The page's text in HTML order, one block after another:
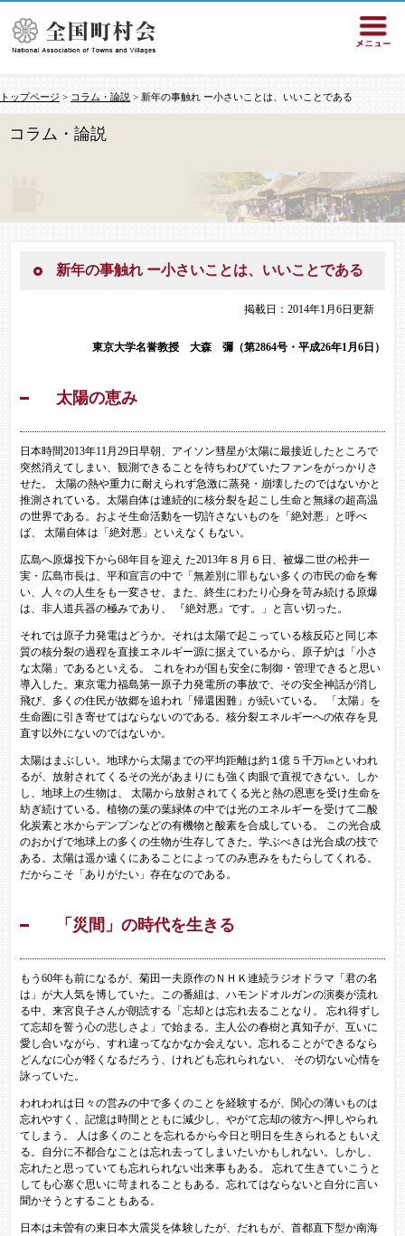
トップページ > コラム・論説 > 新年の事触れ ー小さいことは、いいことである
コラム・論説
新年の事触れ ー小さいことは、いいことである
掲載日：2014年1月6日更新
東京大学名誉教授 大森 彌（第2864号・平成26年1月6日）
太陽の恵み
日本時間2013年11月29日早朝、アイソン彗星が太陽に最接近したところで
突然消えてしまい、観測できることを待ちわびていたファンをがっかりさ
せた。 太陽の熱や重力に耐えられず急激に蒸発・崩壊したのではないかと
推測されている。太陽自体は連続的に核分裂を起こし生命と無縁の超高温
の世界である。およそ生命活動を一切許さないものを「絶対悪」と呼べ
ば、 太陽自体は「絶対悪」といえなくもない。
広島へ原爆投下から68年目を迎え た2013年８月６日、被爆二世の松井一
実・広島市長は、平和宣言の中で「無差別に罪もない多くの市民の命を奪
い、人々の人生をも一変させ、また、終生にわたり心身を苛み続ける原爆
は、非人道兵器の極みであり、 『絶対悪』です。」と言い切った。
それでは原子力発電はどうか。それは太陽で起こっている核反応と同じ本
質の核分裂の過程を直接エネルギー源に据えているから、原子炉は「小さ
な太陽」であるといえる。 これをわが国も安全に制御・管理できると思い
導入した。東京電力福島第一原子力発電所の事故で、その安全神話が消し
飛び、多くの住民が故郷を追われ「帰還困難」が続いている。 「太陽」を
生命圏に引き寄せてはならないのである。核分裂エネルギーへの依存を見
直す以外にないのではないか。
太陽はまぶしい。地球から太陽までの平均距離は約１億５千万㎞といわれ
るが、放射されてくるその光があまりにも強く肉眼で直視できない。しか
し、地球上の生物は、 太陽から放射されてくる光と熱の恩恵を受け生命を
紡ぎ続けている。植物の葉の葉緑体の中では光のエネルギーを受けて二酸
化炭素と水からデンプンなどの有機物と酸素を合成している。 この光合成
のおかげで地球上の多くの生物が生存してきた。学ぶべきは光合成の技で
ある。太陽は遥か遠くにあることによってのみ恵みをもたらしてくれる。
だからこそ「ありがたい」存在なのである。
「災間」の時代を生きる
もう60年も前になるが、菊田一夫原作のＮＨＫ連続ラジオドラマ「君の名
は」が大人気を博していた。この番組は、ハモンドオルガンの演奏が流れ
る中、来宮良子さんが朗読する「忘却とは忘れ去ることなり。 忘れ得ずし
て忘却を誓う心の悲しさよ」で始まる。主人公の春樹と真知子が、互いに
愛し合いながら、すれ違ってなかなか会えない。忘れることができるなら
どんなに心が軽くなるだろう、けれども忘れられない、 その切ない心情を
詠っていた。
われわれは日々の営みの中で多くのことを経験するが、関心の薄いものは
忘れやすく、記憶は時間とともに減少し、やがて忘却の彼方へ押しやられ
てしまう。 人は多くのことを忘れるから今日と明日を生きられるともいえ
る。自分に不都合なことは忘れ去ってしまいたいかもしれない。しかし、
忘れたと思っていても忘れられない出来事もある。 忘れて生きていこうと
しても心塞ぐ思いに苛まれることもある。忘れてはならないと自分に言い
聞かそうとすることもある。
日本は未曽有の東日本大震災を体験したが、だれもが、首都直下型か南海